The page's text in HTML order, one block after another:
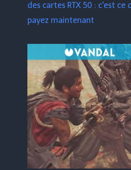
des cartes RTX 50 : c'est ce
payez maintenant